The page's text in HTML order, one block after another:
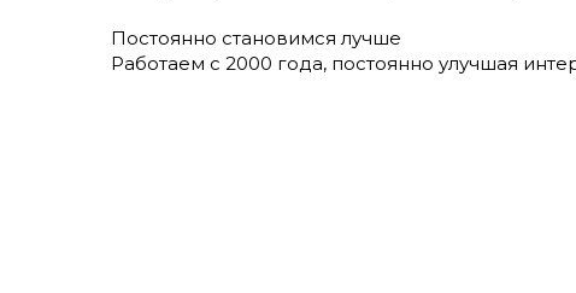
Постоянно становимся лучше
Работаем с 2000 года, постоянно улучшая